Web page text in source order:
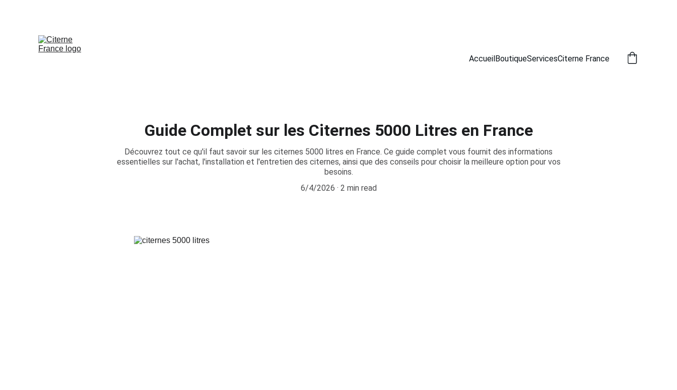
AccueilBoutiqueServicesCiterne France
Guide Complet sur les Citernes 5000 Litres en France
Découvrez tout ce qu'il faut savoir sur les citernes 5000 litres en France. Ce guide complet vous fournit des informations
essentielles sur l'achat, l'installation et l'entretien des citernes, ainsi que des conseils pour choisir la meilleure option pour vos
besoins.
6/4/2026
2 min read